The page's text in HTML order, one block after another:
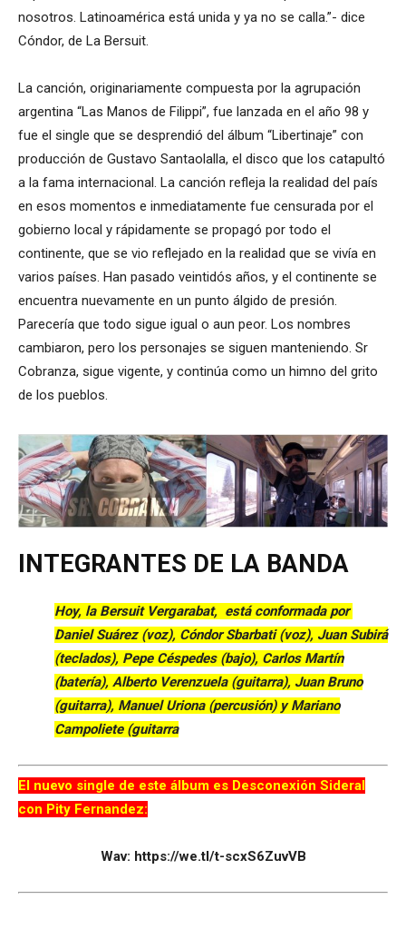
nosotros. Latinoamérica está unida y ya no se calla.”- dice
Cóndor, de La Bersuit.
La canción, originariamente compuesta por la agrupación
argentina “Las Manos de Filippi”, fue lanzada en el año 98 y
fue el single que se desprendió del álbum “Libertinaje” con
producción de Gustavo Santaolalla, el disco que los catapultó
a la fama internacional. La canción refleja la realidad del país
en esos momentos e inmediatamente fue censurada por el
gobierno local y rápidamente se propagó por todo el
continente, que se vio reflejado en la realidad que se vivía en
varios países. Han pasado veintidós años, y el continente se
encuentra nuevamente en un punto álgido de presión.
Parecería que todo sigue igual o aun peor. Los nombres
cambiaron, pero los personajes se siguen manteniendo. Sr
Cobranza, sigue vigente, y continúa como un himno del grito
de los pueblos.
INTEGRANTES DE LA BANDA
Hoy, la Bersuit Vergarabat, está conformada por
Daniel Suárez (voz), Cóndor Sbarbati (voz), Juan Subirá
(teclados), Pepe Céspedes (bajo), Carlos Martín
(batería), Alberto Verenzuela (guitarra), Juan Bruno
(guitarra), Manuel Uriona (percusión) y Mariano
Campoliete (guitarra
El nuevo single de este álbum es Desconexión Sideral
con Pity Fernandez:
Wav: https://we.tl/t-scxS6ZuvVB